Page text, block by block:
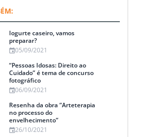
Iogurte caseiro, vamos
preparar?
05/09/2021
“Pessoas Idosas: Direito ao
Cuidado” é tema de concurso
fotográfico
06/09/2021
Resenha da obra “Arteterapia
no processo do
envelhecimento”
26/10/2021